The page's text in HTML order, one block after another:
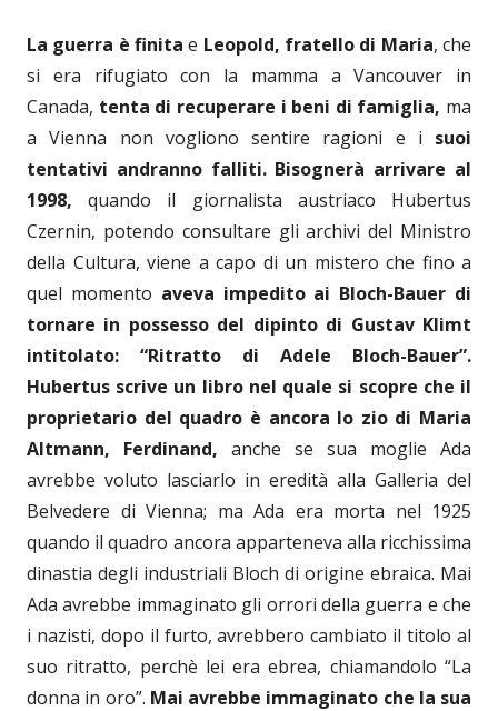
La guerra è finita e Leopold, fratello di Maria, che
si era rifugiato con la mamma a Vancouver in
Canada, tenta di recuperare i beni di famiglia, ma
a Vienna non vogliono sentire ragioni e i suoi
tentativi andranno falliti. Bisognerà arrivare al
1998, quando il giornalista austriaco Hubertus
Czernin, potendo consultare gli archivi del Ministro
della Cultura, viene a capo di un mistero che fino a
quel momento aveva impedito ai Bloch-Bauer di
tornare in possesso del dipinto di Gustav Klimt
intitolato: “Ritratto di Adele Bloch-Bauer”.
Hubertus scrive un libro nel quale si scopre che il
proprietario del quadro è ancora lo zio di Maria
Altmann, Ferdinand, anche se sua moglie Ada
avrebbe voluto lasciarlo in eredità alla Galleria del
Belvedere di Vienna; ma Ada era morta nel 1925
quando il quadro ancora apparteneva alla ricchissima
dinastia degli industriali Bloch di origine ebraica. Mai
Ada avrebbe immaginato gli orrori della guerra e che
i nazisti, dopo il furto, avrebbero cambiato il titolo al
suo ritratto, perchè lei era ebrea, chiamandolo “La
donna in oro”. Mai avrebbe immaginato che la sua